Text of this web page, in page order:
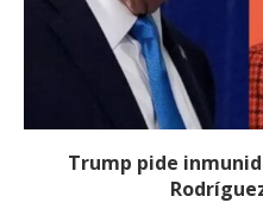
Johan Sebastián
durante